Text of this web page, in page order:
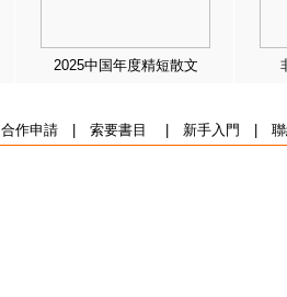
2025中国年度精短散文
合作申請| 索要書目 新手入門